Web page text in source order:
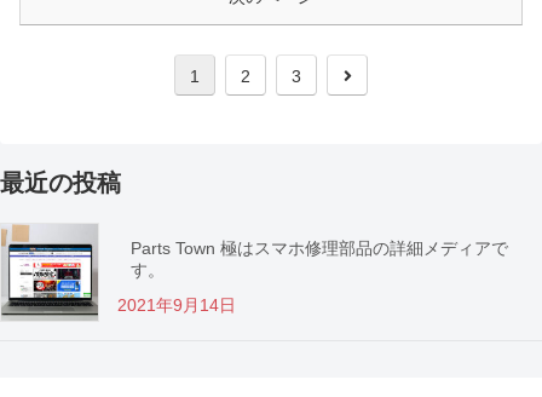
1 2 3
最近の投稿
Parts Town 極はスマホ修理部品の詳細メディアで
す。
2021年9月14日